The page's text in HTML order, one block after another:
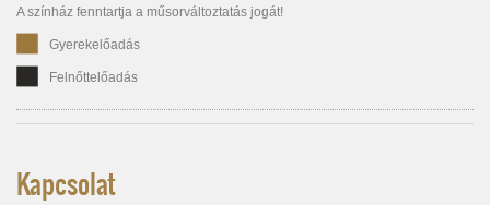
A színház fenntartja a műsorváltoztatás jogát!
Gyerekelőadás
Felnőttelőadás
Kapcsolat